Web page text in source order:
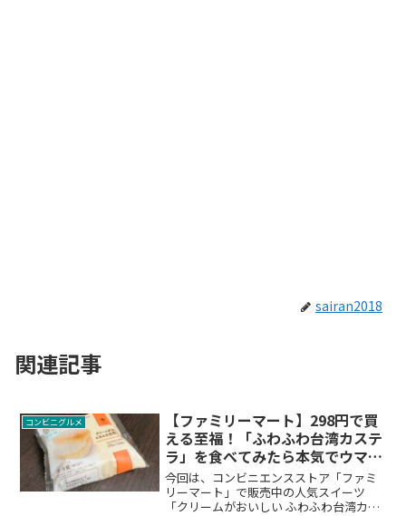
sairan2018
関連記事
コンビニグルメ
【ファミリーマート】298円で買
える至福！「ふわふわ台湾カステ
ラ」を食べてみたら本気でウマか
ったので拡散します
今回は、コンビニエンスストア「ファミ
リーマート」で販売中の人気スイーツ
「クリームがおいしい ふわふわ台湾カス